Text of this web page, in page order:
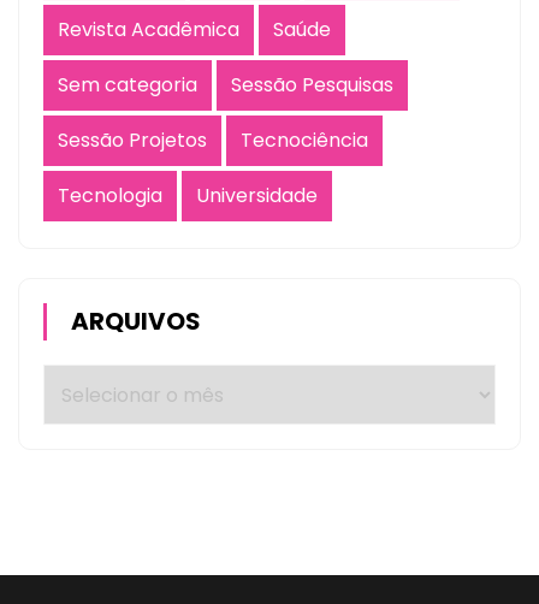
Revista Acadêmica
Saúde
Sem categoria
Sessão Pesquisas
Sessão Projetos
Tecnociência
Tecnologia
Universidade
ARQUIVOS